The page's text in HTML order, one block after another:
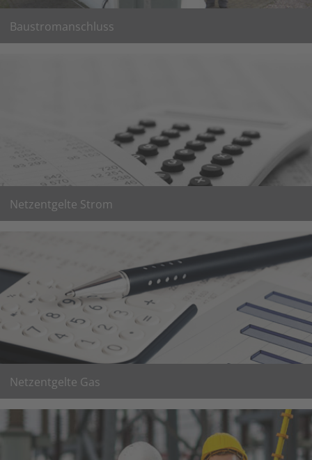
Baustromanschluss
Netzentgelte Strom
Netzentgelte Gas
weitere Informationen zu den Netzentgelten Gas
weiter